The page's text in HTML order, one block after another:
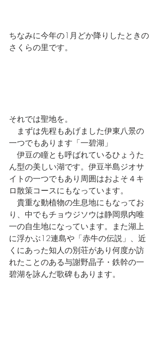
ちなみに今年の1月どか降りしたときの
さくらの里です。
それでは聖地を。
まずは先程もあげました伊東八景の
一つでもあります「一碧湖」
伊豆の瞳とも呼ばれているひょうた
ん型の美しい湖です。伊豆半島ジオサ
イトの一つでもあり周囲はおよそ４キ
ロ散策コースにもなっています。
貴重な動植物の生息地にもなってお
り、中でもチョウジソウは静岡県内唯
一の自生地になっています。また湖上
に浮かぶ12連島や「赤牛の伝説」、近
くにあった知人の別荘があり何度か訪
れたことのある与謝野晶子・鉄幹の一
碧湖を詠んだ歌碑もあります。